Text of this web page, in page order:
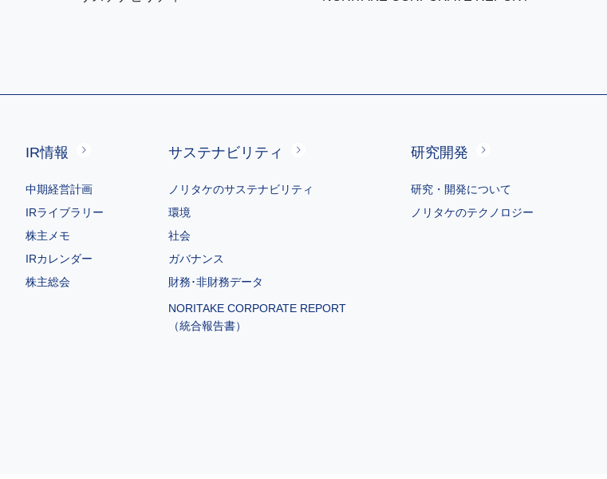
IR情報
中期経営計画
IRライブラリー
株主メモ
IRカレンダー
株主総会
サステナビリティ
ノリタケのサステナビリティ
環境
社会
ガバナンス
財務･非財務データ
NORITAKE CORPORATE REPORT
（統合報告書）
研究開発
研究・開発について
ノリタケのテクノロジー